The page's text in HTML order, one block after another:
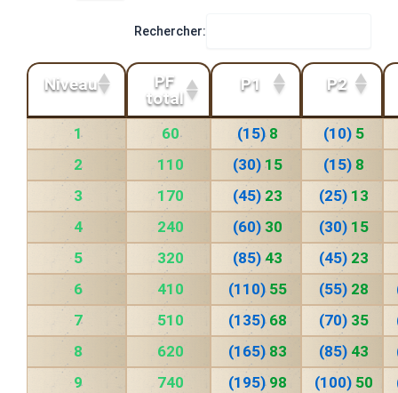
Rechercher:
Niveau
PF
total
P1 P2
1 60 (15) 8 (10) 5
2
110 (30) 15 (15) 8
3
170 (45) 23 (25) 13
4
240 (60) 30 (30) 15
5
320 (85) 43 (45) 23
6
410 (110) 55 (55) 28
7
510 (135) 68 (70) 35
8
620 (165) 83 (85) 43
9
740 (195) 98 (100) 50